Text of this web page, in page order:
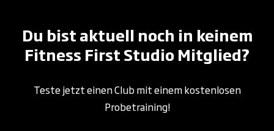
Du bist aktuell noch in keinem
Fitness First Studio Mitglied?
Teste jetzt einen Club mit einem kostenlosen
Probetraining!